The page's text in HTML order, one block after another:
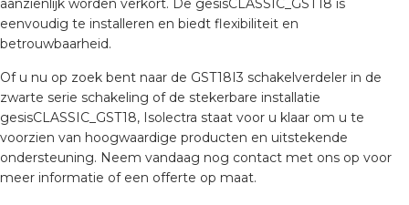
eenvoudig te installeren en biedt flexibiliteit en
betrouwbaarheid.
Of u nu op zoek bent naar de GST18I3 schakelverdeler in de
zwarte serie schakeling of de stekerbare installatie
gesisCLASSIC_GST18, Isolectra staat voor u klaar om u te
voorzien van hoogwaardige producten en uitstekende
ondersteuning. Neem vandaag nog contact met ons op voor
meer informatie of een offerte op maat.
RST®